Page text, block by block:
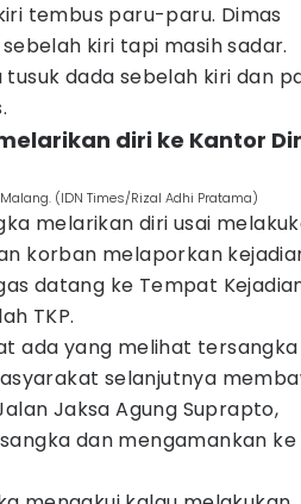
tembus paru-paru. Dimas
kiri tapi masih sadar.
dada sebelah kiri dan
diri ke Kantor
(IDN Times/Rizal Adhi Pratama)
melarikan diri usai
korban melaporkan
datang ke Tempat
TKP.
ada yang melihat tersangka
selanjutnya
Jaksa Agung Suprapto,
dan mengamankan ke